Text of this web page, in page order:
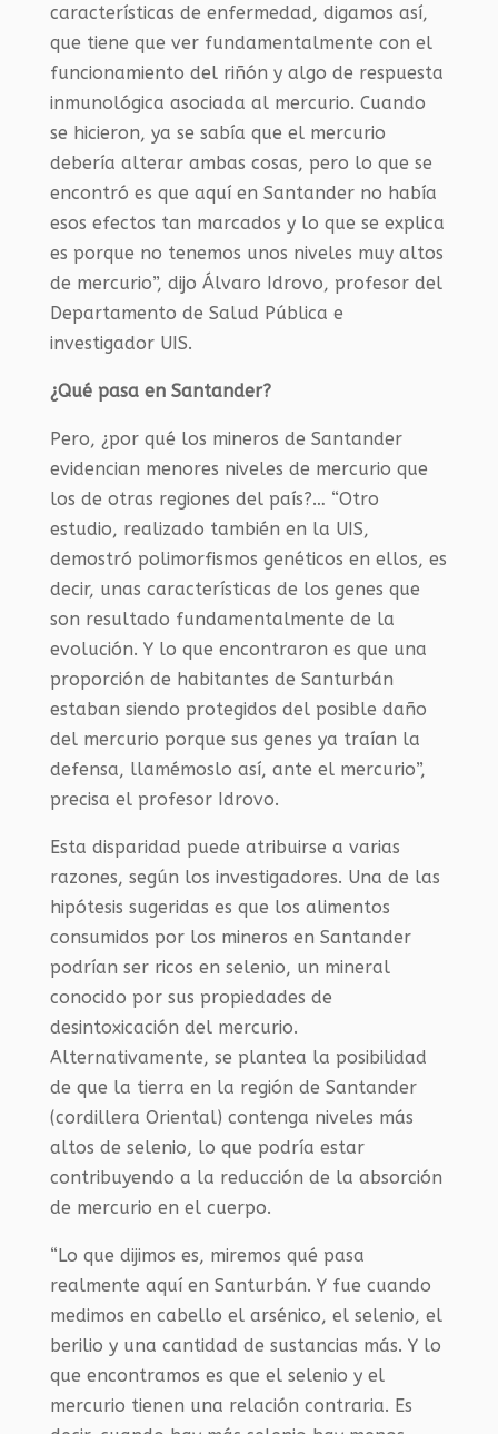
características de enfermedad, digamos así,
que tiene que ver fundamentalmente con el
funcionamiento del riñón y algo de respuesta
inmunológica asociada al mercurio. Cuando
se hicieron, ya se sabía que el mercurio
debería alterar ambas cosas, pero lo que se
encontró es que aquí en Santander no había
esos efectos tan marcados y lo que se explica
es porque no tenemos unos niveles muy altos
de mercurio”, dijo Álvaro Idrovo, profesor del
Departamento de Salud Pública e
investigador UIS.
¿Qué pasa en Santander?
Pero, ¿por qué los mineros de Santander
evidencian menores niveles de mercurio que
los de otras regiones del país?… “Otro
estudio, realizado también en la UIS,
demostró polimorfismos genéticos en ellos, es
decir, unas características de los genes que
son resultado fundamentalmente de la
evolución. Y lo que encontraron es que una
proporción de habitantes de Santurbán
estaban siendo protegidos del posible daño
del mercurio porque sus genes ya traían la
defensa, llamémoslo así, ante el mercurio”,
precisa el profesor Idrovo.
Esta disparidad puede atribuirse a varias
razones, según los investigadores. Una de las
hipótesis sugeridas es que los alimentos
consumidos por los mineros en Santander
podrían ser ricos en selenio, un mineral
conocido por sus propiedades de
desintoxicación del mercurio.
Alternativamente, se plantea la posibilidad
de que la tierra en la región de Santander
(cordillera Oriental) contenga niveles más
altos de selenio, lo que podría estar
contribuyendo a la reducción de la absorción
de mercurio en el cuerpo.
“Lo que dijimos es, miremos qué pasa
realmente aquí en Santurbán. Y fue cuando
medimos en cabello el arsénico, el selenio, el
berilio y una cantidad de sustancias más. Y lo
que encontramos es que el selenio y el
mercurio tienen una relación contraria. Es